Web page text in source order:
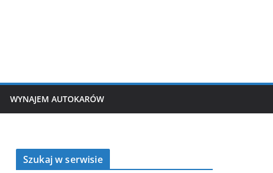
WYNAJEM AUTOKARÓW
Szukaj w serwisie